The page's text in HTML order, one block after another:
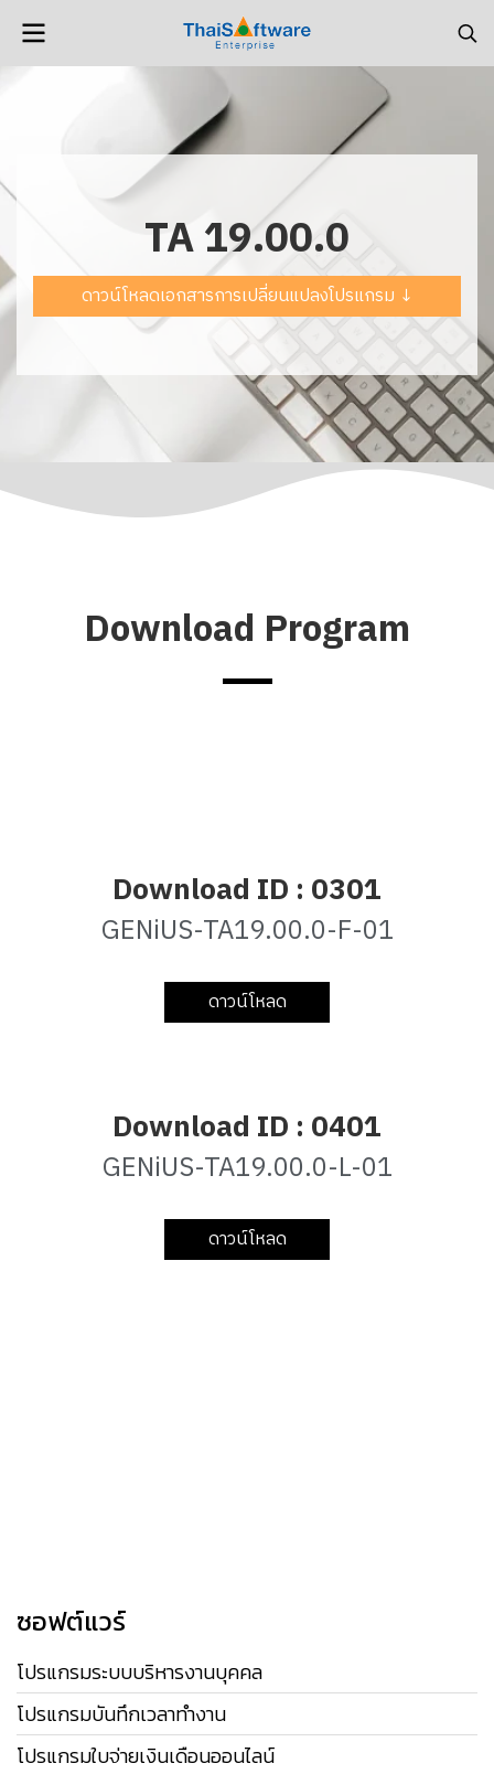
TA 19.00.0
ดาวน์โหลดเอกสารการเปลี่ยนแปลงโปรแกรม ↓
Download Program
Download ID : 0301
GENiUS-TA19.00.0-F-01
ดาวน์โหลด
Download ID : 0401
GENiUS-TA19.00.0-L-01
ดาวน์โหลด
ซอฟต์แวร์
โปรแกรมระบบบริหารงานบุคคล
โปรแกรมบันทึกเวลาทำงาน
โปรแกรมใบจ่ายเงินเดือนออนไลน์